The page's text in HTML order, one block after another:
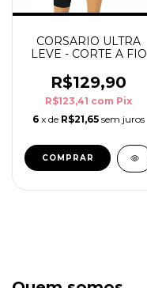
CORSARIO ULTRA
LEVE - CORTE A FIO
R$129,90
R$123,41 com Pix
6 x de R$21,65 sem juros
COMPRAR